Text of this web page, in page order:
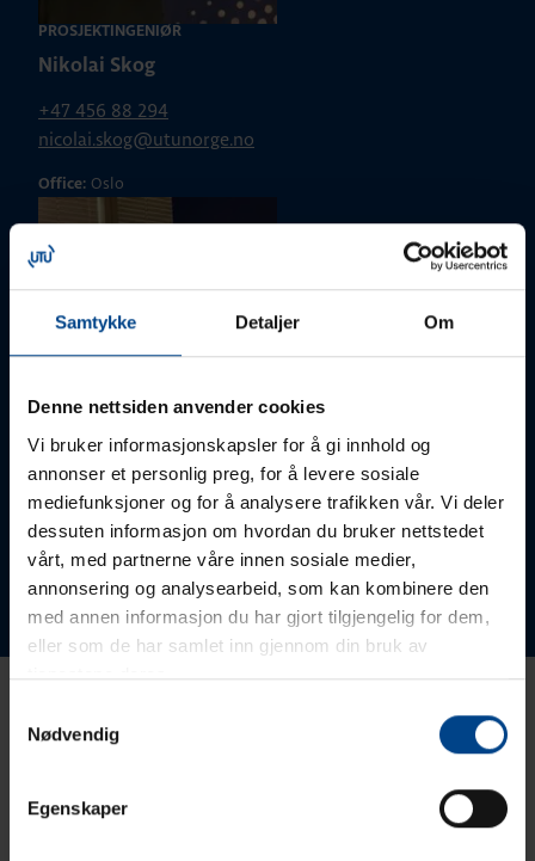
Samtykke Detaljer Om
Denne nettsiden anvender cookies
Vi bruker informasjonskapsler for å gi innhold og
annonser et personlig preg, for å levere sosiale
mediefunksjoner og for å analysere trafikken vår. Vi deler
dessuten informasjon om hvordan du bruker nettstedet
vårt, med partnerne våre innen sosiale medier,
annonsering og analysearbeid, som kan kombinere den
med annen informasjon du har gjort tilgjengelig for dem,
eller som de har samlet inn gjennom din bruk av
tjenestene deres.
Nødvendig
Egenskaper
PROSJEKTINGENIØR
Nikolai Skog
+47 456 88 294
nicolai.skog@utunorge.no
Office: Oslo
PROSJEKTINGENIØR
Einar Velten
+47 930 04 845
einar.velten@utunorge.no
Office: Oslo
UNIKE LØSNINGER TILPASSET DITT